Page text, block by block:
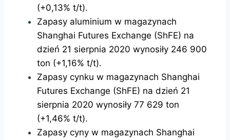
(+0,13% t/t).
Zapasy aluminium w magazynach
Shanghai Futures Exchange (ShFE) na
dzień 21 sierpnia 2020 wynosiły 246 900
ton (+1,16% t/t).
Zapasy cynku w magazynach Shanghai
Futures Exchange (ShFE) na dzień 21
sierpnia 2020 wynosiły 77 629 ton
(+1,46% t/t).
Zapasy cyny w magazynach Shanghai